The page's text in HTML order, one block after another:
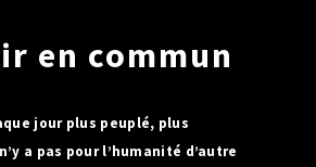
Je relaie
SOLIDAIRES
en commun
jour plus peuplé, plus
a pas pour l’humanité d’autre